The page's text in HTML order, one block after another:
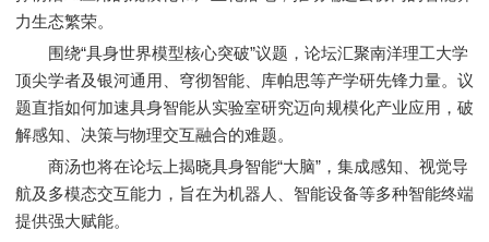
力生态繁荣。
围绕“具身世界模型核心突破”议题，论坛汇聚南洋理工大学
顶尖学者及银河通用、穹彻智能、库帕思等产学研先锋力量。议
题直指如何加速具身智能从实验室研究迈向规模化产业应用，破
解感知、决策与物理交互融合的难题。
商汤也将在论坛上揭晓具身智能“大脑”，集成感知、视觉导
航及多模态交互能力，旨在为机器人、智能设备等多种智能终端
提供强大赋能。